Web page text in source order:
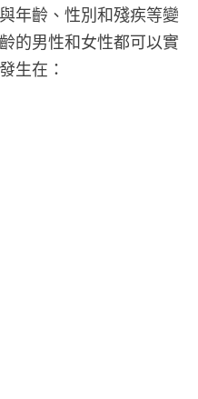
年齡、性別和殘疾等變
的男性和女性都可以實
生在：